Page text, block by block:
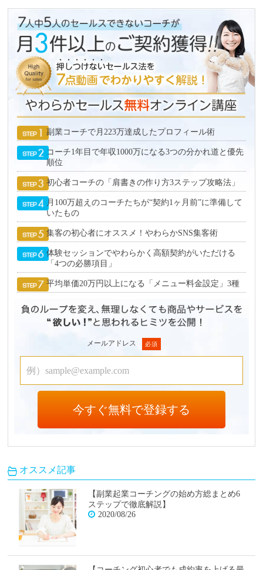
副業コーチで月223万達成したプロフィール術
コーチ1年目で年収1000万になる3つの分かれ道と優先
順位
初心者コーチの「肩書きの作り方3ステップ攻略法」
月100万超えのコーチたちが“契約1ヶ月前”に準備して
いたもの
集客の初心者にオススメ！やわらかSNS集客術
体験セッションでやわらかく高額契約がいただける
「4つの必勝項目」
平均単価20万円以上になる「メニュー料金設定」3種
メールアドレス
オススメ記事
【副業起業コーチングの始め方総まとめ6
ステップで徹底解説】
2020/08/26